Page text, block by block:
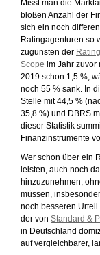
Misst man die
bloßen Anzahl der
sich ein noch
Ratingagenturen so
zugunsten der
Scope im Jahr zuvor
2019 schon 1,5 %,
noch 55 % sank. In
Stelle mit 44,5 %
35,8 %) und DBRS
dieser Statistik
Finanzinstrumente
Wer schon über ein
leisten, auch noch
hinzuzunehmen,
müssen,
noch besseren
der von Standard &
in Deutschland
auf vergleichbarer,